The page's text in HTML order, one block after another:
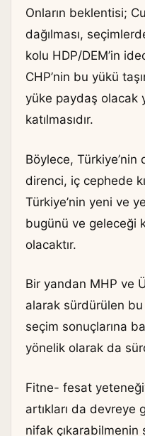
Onların beklentisi;
dağılması,
kolu HDP/DEM’in
CHP’nin bu yükü
yüke paydaş olacak
katılmasıdır.
Böylece, Türkiye’nin
direnci, iç cephede
Türkiye’nin yeni ve
bugünü ve geleceği
olacaktır.
Bir yandan MHP ve
alarak sürdürülen
seçim sonuçlarına
yönelik olarak da
Fitne- fesat
artıkları da devreye
nifak çıkarabilmenin